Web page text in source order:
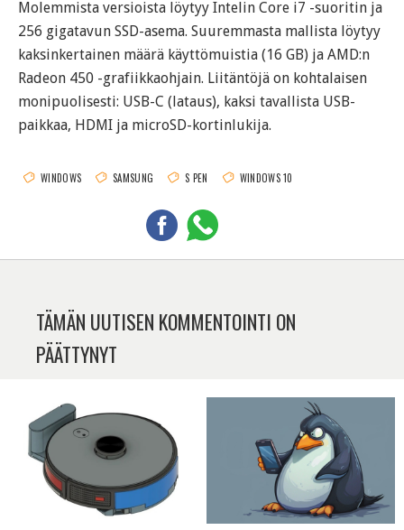
Molemmista versioista löytyy Intelin Core i7 -suoritin ja
256 gigatavun SSD-asema. Suuremmasta mallista löytyy
kaksinkertainen määrä käyttömuistia (16 GB) ja AMD:n
Radeon 450 -grafiikkaohjain. Liitäntöjä on kohtalaisen
monipuolisesti: USB-C (lataus), kaksi tavallista USB-
paikkaa, HDMI ja microSD-kortinlukija.
WINDOWS SAMSUNG S PEN WINDOWS 10
TÄMÄN UUTISEN KOMMENTOINTI ON
PÄÄTTYNYT